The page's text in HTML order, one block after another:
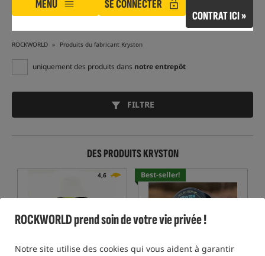
ROCKWORLD prend soin de votre vie privée !
Notre site utilise des cookies qui vous aident à garantir
MENU SE CONNECTER
CONTRAT ICI »
ROCKWORLD Produits du fabricant Kryston
uniquement des produits dans notre entrepôt
FILTRE
DES PRODUITS KRYSTON
4,6 Best-seller!